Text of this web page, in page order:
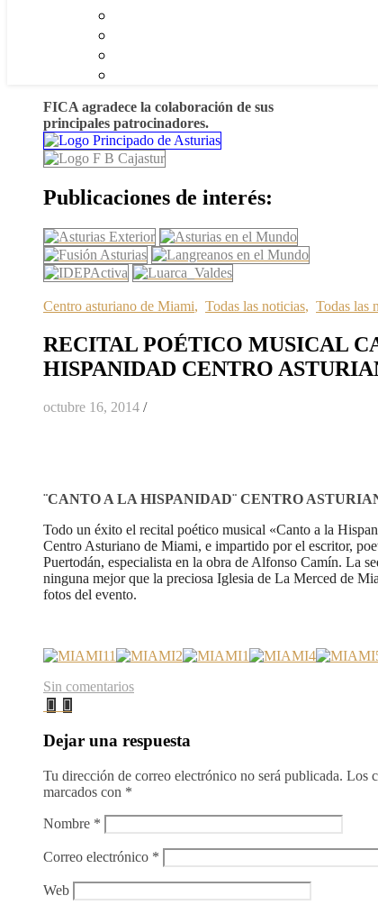
FICA agradece la colaboración de sus
principales patrocinadores.
Publicaciones de interés:
Centro asturiano de Miami, Todas las noticias, Todas las
RECITAL POÉTICO MUSICAL
HISPANIDAD CENTRO
octubre 16, 2014 /
¨CANTO A LA HISPANIDAD¨ CENTRO
Todo un éxito el recital poético musical «Canto a la
Centro Asturiano de Miami, e impartido por el escritor,
Puertodán, especialista en la obra de Alfonso Camín. La
ninguna mejor que la preciosa Iglesia de La Merced de
fotos del evento.
Sin comentarios
Dejar una respuesta
Tu dirección de correo electrónico no será publicada. Los
marcados con *
Nombre *
Correo electrónico *
Web